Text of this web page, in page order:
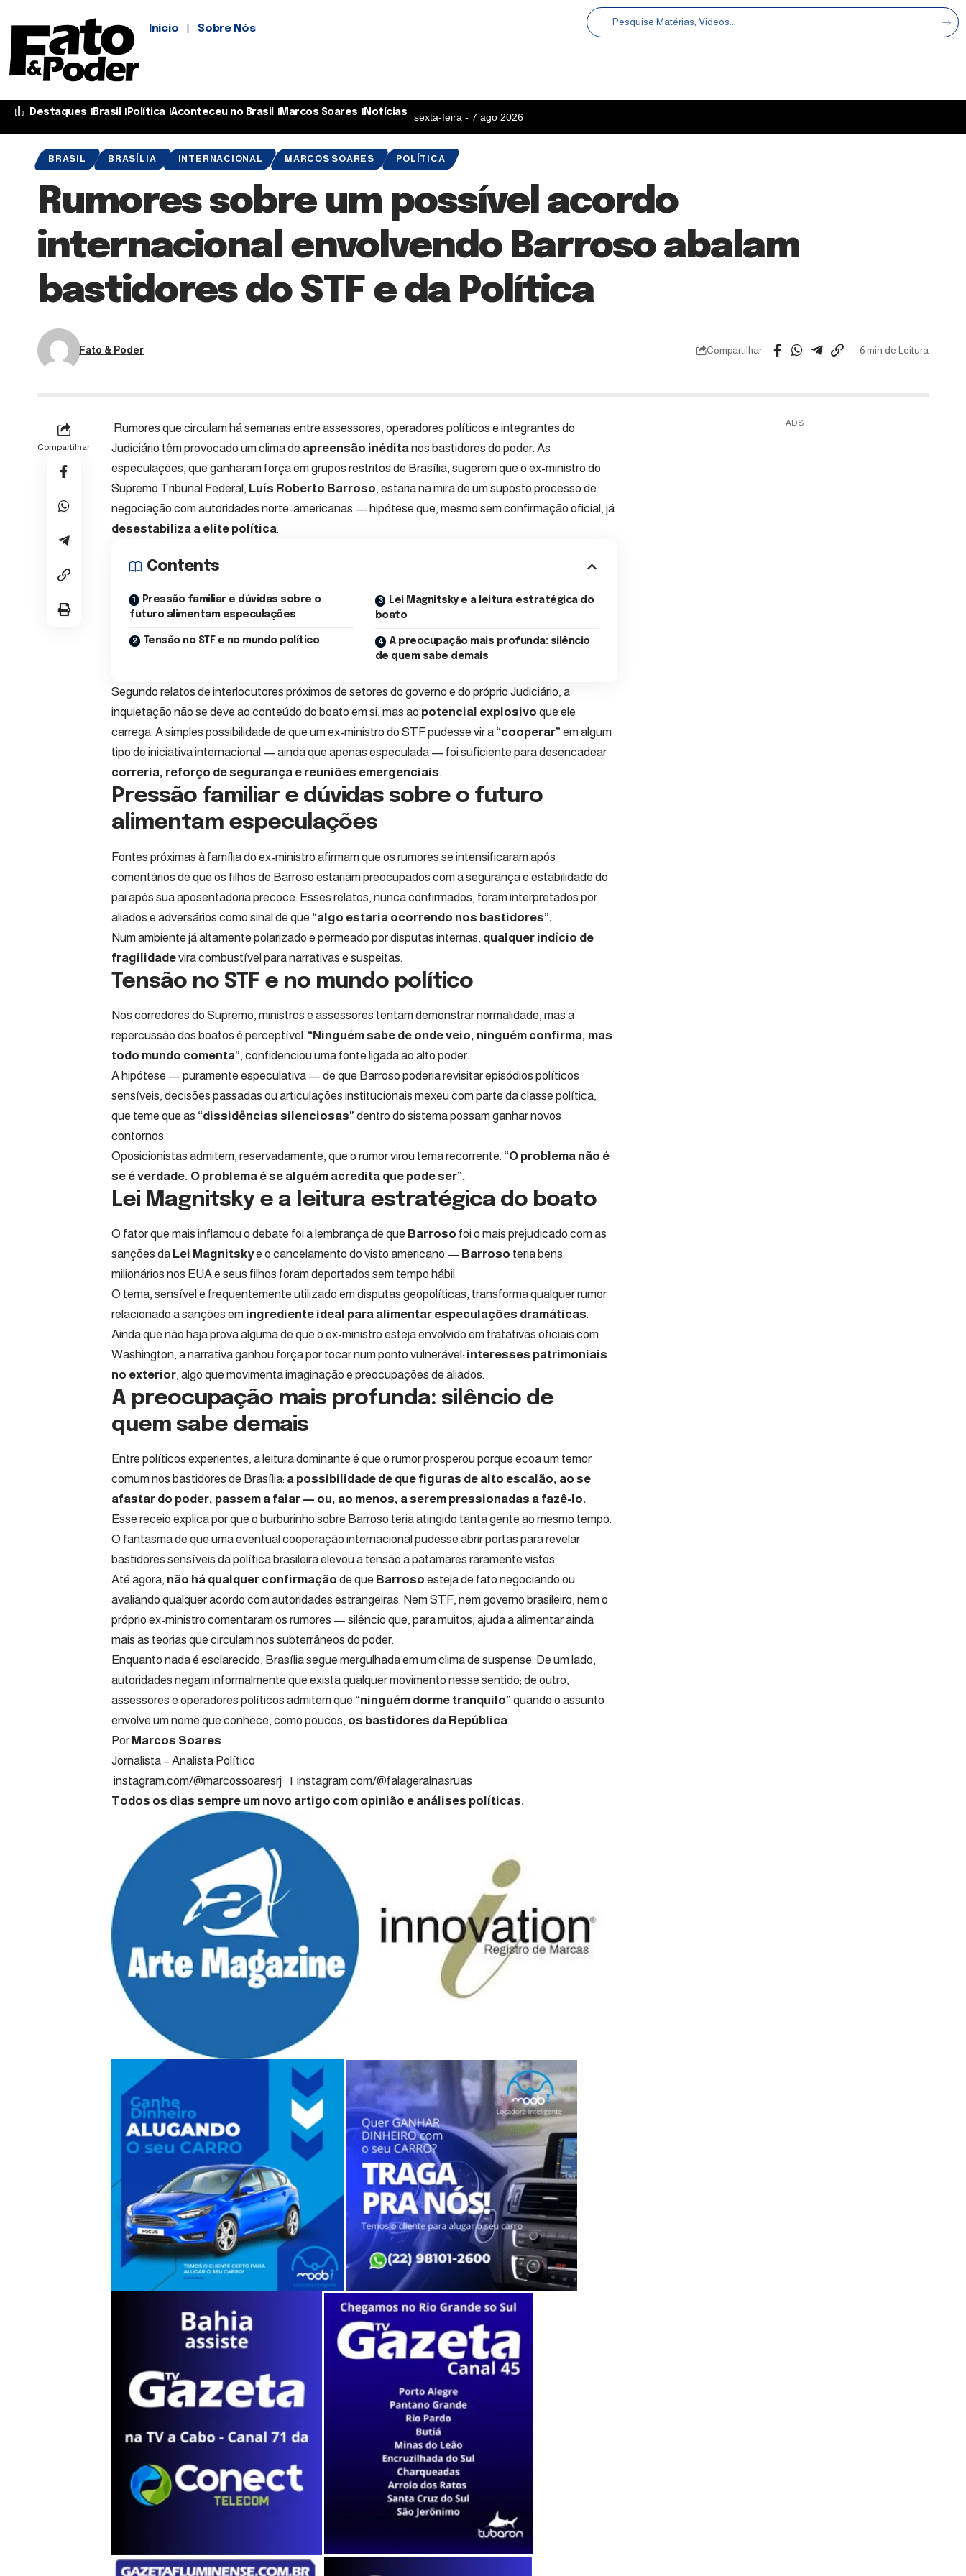
Início Sobre Nós
Destaques Brasil Política Aconteceu no Brasil Marcos Soares Notícias sexta-feira - 7 ago 2026
BRASIL BRASÍLIA INTERNACIONAL MARCOS SOARES POLÍTICA
Rumores sobre um possível acordo
internacional envolvendo Barroso abalam
bastidores do STF e da Política
Fato & Poder Compartilhar 6 min de Leitura
Compartilhar
Rumores que circulam há semanas entre assessores, operadores políticos e integrantes do
Judiciário têm provocado um clima de apreensão inéditanos bastidores do poder. As
especulações, que ganharam força em grupos restritos de Brasília, sugerem que o ex-ministro do
Supremo Tribunal Federal, Luís Roberto Barroso, estaria na mira de um suposto processo de
negociação com autoridades norte-americanas — hipótese que, mesmo sem confirmação oficial, já
desestabiliza a elite política.
Contents
Pressão familiar e dúvidas sobre o
futuro alimentam especulações
Tensão no STF e no mundo político
Lei Magnitsky e a leitura estratégica do
boato
A preocupação mais profunda: silêncio
de quem sabe demais
Segundo relatos de interlocutores próximos de setores do governo e do próprio Judiciário, a
inquietação não se deve ao conteúdo do boato em si, mas ao potencial explosivo que ele
carrega. A simples possibilidade de que um ex-ministro do STF pudesse vir a “cooperar” em algum
tipo de iniciativa internacional — ainda que apenas especulada — foi suficiente para desencadear
correria, reforço de segurança e reuniões emergenciais.
Pressão familiar e dúvidas sobre o futuro
alimentam especulações
Fontes próximas à família do ex-ministro afirmam que os rumores se intensificaram após
comentários de que os filhos de Barroso estariam preocupados com a segurança e estabilidade do
pai após sua aposentadoria precoce. Esses relatos, nunca confirmados, foram interpretados por
aliados e adversários como sinal de que “algo estaria ocorrendo nos bastidores”.
Num ambiente já altamente polarizado e permeado por disputas internas, qualquer indício de
fragilidadevira combustível para narrativas e suspeitas.
Tensão no STF e no mundo político
Nos corredores do Supremo, ministros e assessores tentam demonstrar normalidade, mas a
repercussão dos boatos é perceptível. “Ninguém sabe de onde veio, ninguém confirma, mas
todo mundo comenta”, confidenciou uma fonte ligada ao alto poder.
A hipótese — puramente especulativa — de que Barroso poderia revisitar episódios políticos
sensíveis, decisões passadas ou articulações institucionais mexeu com parte da classe política,
que teme que as “dissidências silenciosas” dentro do sistema possam ganhar novos
contornos.
Oposicionistas admitem, reservadamente, que o rumor virou tema recorrente. “O problema não é
se é verdade. O problema é se alguém acredita que pode ser”.
Lei Magnitsky e a leitura estratégica do boato
O fator que mais inflamou o debate foi a lembrança de que Barroso foi o mais prejudicado com as
sanções da Lei Magnitskye o cancelamento do visto americano — Barroso teria bens
milionários nos EUA e seus filhos foram deportados sem tempo hábil.
O tema, sensível e frequentemente utilizado em disputas geopolíticas, transforma qualquer rumor
relacionado a sanções em ingrediente ideal para alimentar especulações dramáticas.
Ainda que não haja prova alguma de que o ex-ministro esteja envolvido em tratativas oficiais com
Washington, a narrativa ganhou força por tocar num ponto vulnerável: interesses patrimoniais
no exterior, algo que movimenta imaginação e preocupações de aliados.
A preocupação mais profunda: silêncio de
quem sabe demais
Entre políticos experientes, a leitura dominante é que o rumor prosperou porque ecoa um temor
comum nos bastidores de Brasília: a possibilidade de que figuras de alto escalão, ao se
afastar do poder, passem a falar — ou, ao menos, a serem pressionadas a fazê-lo.
Esse receio explica por que o burburinho sobre Barroso teria atingido tanta gente ao mesmo tempo.
O fantasma de que uma eventual cooperação internacional pudesse abrir portas para revelar
bastidores sensíveis da política brasileira elevou a tensão a patamares raramente vistos.
Até agora, não há qualquer confirmação de que Barroso esteja de fato negociando ou
avaliando qualquer acordo com autoridades estrangeiras. Nem STF, nem governo brasileiro, nem o
próprio ex-ministro comentaram os rumores — silêncio que, para muitos, ajuda a alimentar ainda
mais as teorias que circulam nos subterrâneos do poder.
Enquanto nada é esclarecido, Brasília segue mergulhada em um clima de suspense. De um lado,
autoridades negam informalmente que exista qualquer movimento nesse sentido; de outro,
assessores e operadores políticos admitem que “ninguém dorme tranquilo” quando o assunto
envolve um nome que conhece, como poucos, os bastidores da República.
Por Marcos Soares
Jornalista – Analista Político
instagram.com/@marcossoaresrj | instagram.com/@falageralnasruas
Todos os dias sempre um novo artigo com opinião e análises políticas.
ADS